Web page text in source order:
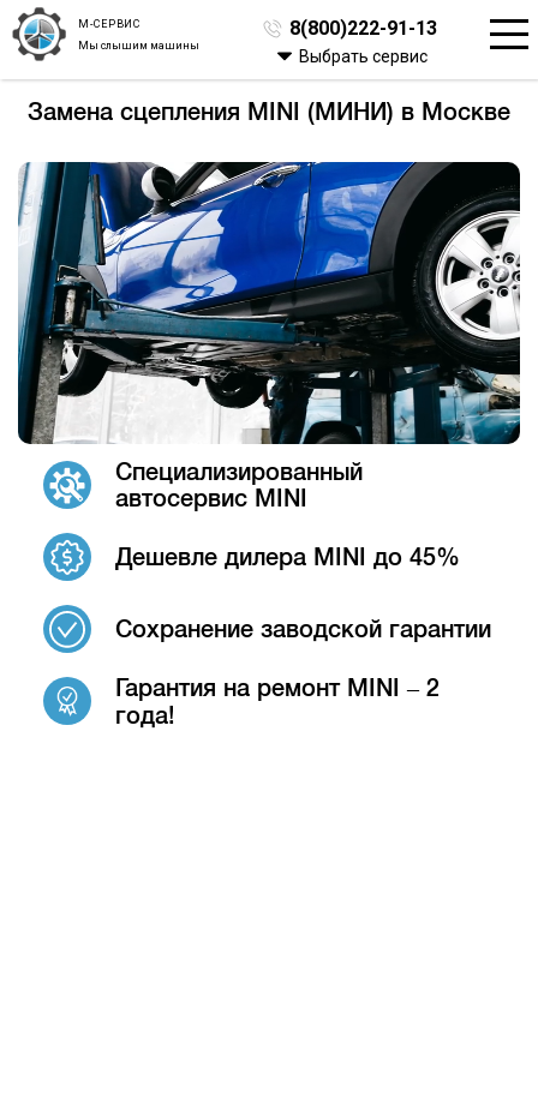
М-СЕРВИС
Мы слышим машины
8(800)222-91-13
Выбрать сервис
Замена сцепления MINI (МИНИ) в Москве
Специализированный
автосервис MINI
Дешевле дилера MINI до 45%
Сохранение заводской гарантии
Гарантия на ремонт MINI – 2
года!